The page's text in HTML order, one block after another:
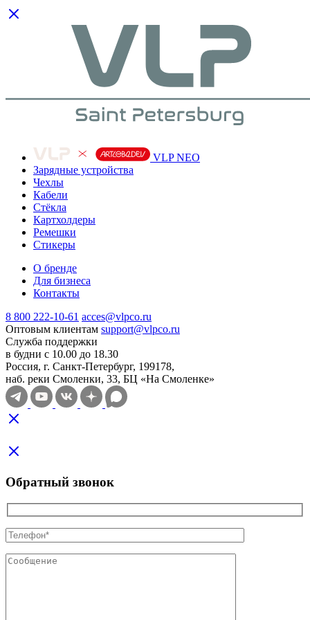
VLP NEO
Зарядные устройства
Чехлы
Кабели
Cтёкла
Картхолдеры
Ремешки
Стикеры
О бренде
Для бизнеса
Контакты
8 800 222-10-61 acces@vlpco.ru
Оптовым клиентам support@vlpco.ru
Служба поддержки
в будни с 10.00 до 18.30
Россия, г. Санкт-Петербург, 199178,
наб. реки Смоленки, 33, БЦ «На Смоленке»
Обратный звонок